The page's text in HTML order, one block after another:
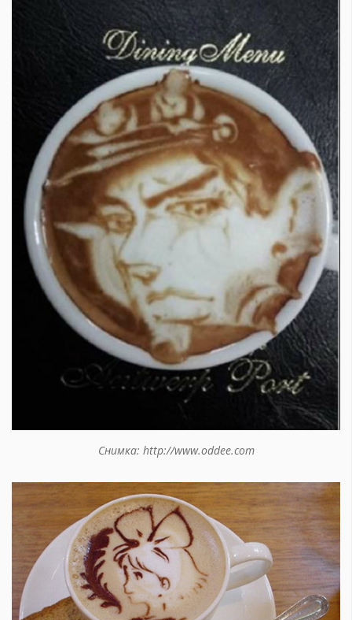
Снимка: http://www.oddee.com